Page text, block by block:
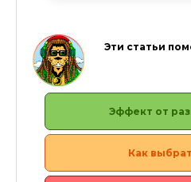
Эти статьи
Эффект от
Как